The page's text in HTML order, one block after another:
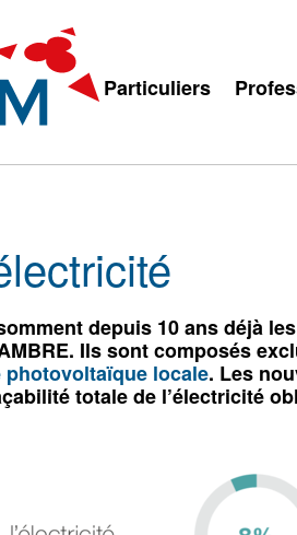
Particuliers
depuis 10 ans déjà
Ils sont composés
photovoltaïque locale. Les
totale de l’électricité